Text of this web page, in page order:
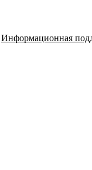
Информационная